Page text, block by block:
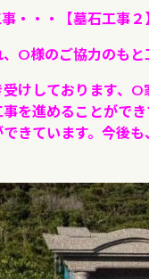
・・・【墓石工事２
O様のご協力のもと
けしております、
を進めることがで
きています。今後